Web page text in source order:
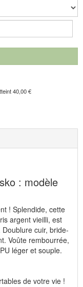
de votre vie !
F-67160
40,00 €
: modèle
! Splendide, cette
argent vieilli, est
cuir, bride-
Voûte rembourrée,
léger et souple.
de votre vie !